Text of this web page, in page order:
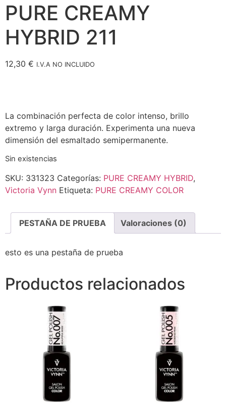
PURE CREAMY
HYBRID 211
12,30 € I.V.A NO INCLUIDO
La combinación perfecta de color intenso, brillo
extremo y larga duración. Experimenta una nueva
dimensión del esmaltado semipermanente.
Sin existencias
SKU: 331323 Categorías: PURE CREAMY HYBRID,
Victoria Vynn Etiqueta: PURE CREAMY COLOR
PESTAÑA DE PRUEBA Valoraciones (0)
esto es una pestaña de prueba
Productos relacionados